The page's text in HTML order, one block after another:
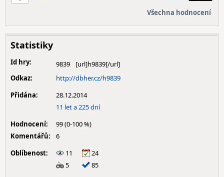
Všechna hodnocení
Statistiky
Id hry:
9839
Odkaz:
http://dbher.cz/h9839
Přidána:
28.12.2014
11 let a 225 dní
Hodnocení:
99 (0-100 %)
Komentářů:
6
Oblíbenost:
11
24
5
85